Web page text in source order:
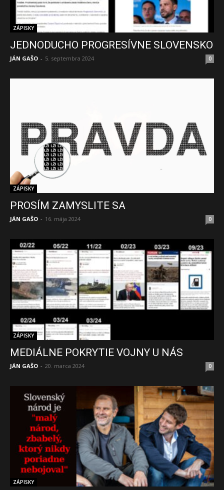
ZÁPISKY
JEDNODUCHO PROGRESÍVNE SLOVENSKO
JÁN GAŠO - 5. septembra 2024 0
ZÁPISKY
PROSÍM ZAMYSLITE SA
JÁN GAŠO - 16. mája 2024 0
ZÁPISKY
MEDIÁLNE POKRYTIE VOJNY U NÁS
JÁN GAŠO - 20. marca 2024 0
ZÁPISKY